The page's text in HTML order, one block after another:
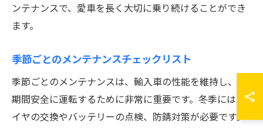
ンテナンスで、愛車を長く大切に乗り続けることができ
ます。
季節ごとのメンテナンスチェックリスト
季節ごとのメンテナンスは、輸入車の性能を維持し、長
期間安全に運転するために非常に重要です。冬季にはタ
イヤの交換やバッテリーの点検、防錆対策が必要です。